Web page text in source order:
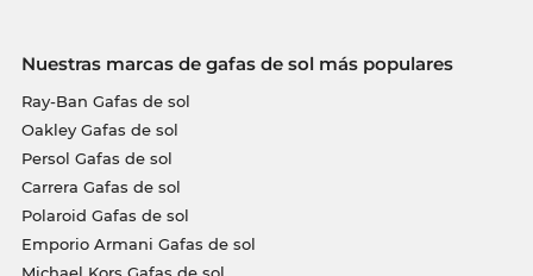
Nuestras marcas de gafas de sol más populares
Ray-Ban Gafas de sol
Oakley Gafas de sol
Persol Gafas de sol
Carrera Gafas de sol
Polaroid Gafas de sol
Emporio Armani Gafas de sol
Michael Kors Gafas de sol